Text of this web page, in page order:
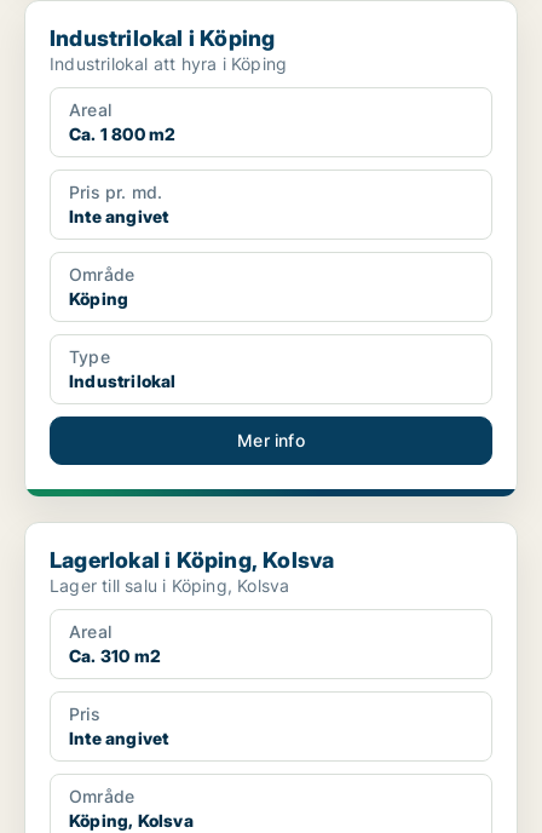
Industrilokal i Köping
Industrilokal i Köping
Industrilokal att hyra i Köping
Areal
Ca. 1 800 m2
Pris pr. md.
Inte angivet
Område
Köping
Type
Industrilokal
Mer info
Lagerlokal i Köping, Kolsva
Lagerlokal i Köping, Kolsva
Lager till salu i Köping, Kolsva
Areal
Ca. 310 m2
Pris
Inte angivet
Område
Köping, Kolsva